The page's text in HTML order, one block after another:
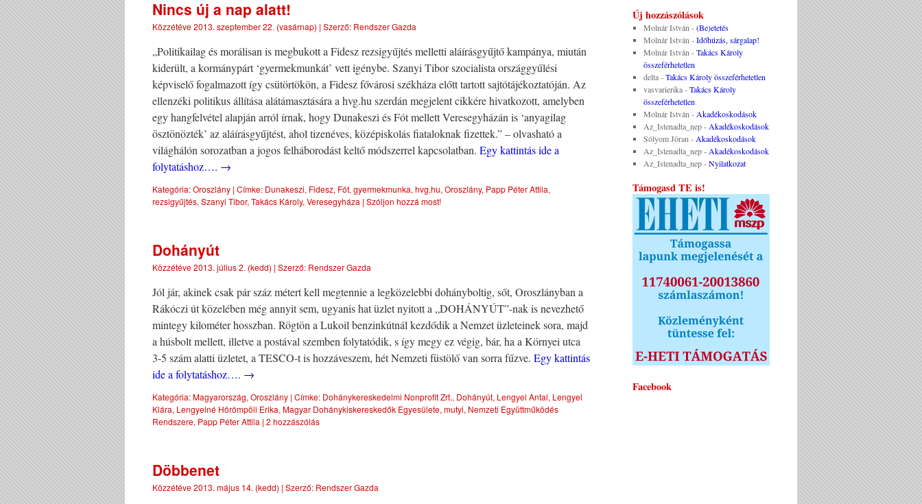
Nincs új a nap alatt!
Közzétéve2013. szeptember 22. (vasárnap) | Szerző: Rendszer Gazda
„Politikailag és morálisan is megbukott a Fidesz rezsigyűjtés melletti aláírásgyűjtő kampánya, miután
kiderült, a kormánypárt ‘gyermekmunkát’ vett igénybe. Szanyi Tibor szocialista országgyűlési
képviselő fogalmazott így csütörtökön, a Fidesz fővárosi székháza előtt tartott sajtótájékoztatóján. Az
ellenzéki politikus állítása alátámasztására a hvg.hu szerdán megjelent cikkére hivatkozott, amelyben
egy hangfelvétel alapján arról írnak, hogy Dunakeszi és Fót mellett Veresegyházán is ‘anyagilag
ösztönözték’ az aláírásgyűjtést, ahol tizenéves, középiskolás fiataloknak fizettek.” – olvasható a
világhálón sorozatban a jogos felháborodást keltő módszerrel kapcsolatban. Egy kattintás ide a
folytatáshoz…. →
Kategória:Oroszlány | Címke: Dunakeszi, Fidesz, Fót, gyermekmunka, hvg.hu, Oroszlány, Papp Péter Attila,
rezsigyűjtés, Szanyi Tibor, Takács Károly, Veresegyháza | Szóljon hozzá most!
Dohányút
Közzétéve2013. július 2. (kedd) | Szerző: Rendszer Gazda
Jól jár, akinek csak pár száz métert kell megtennie a legközelebbi dohányboltig, sőt, Oroszlányban a
Rákóczi út közelében még annyit sem, ugyanis hat üzlet nyitott a „DOHÁNYÚT”-nak is nevezhető
mintegy kilométer hosszban. Rögtön a Lukoil benzinkútnál kezdődik a Nemzet üzleteinek sora, majd
a húsbolt mellett, illetve a postával szemben folytatódik, s így megy ez végig, bár, ha a Környei utca
3-5 szám alatti üzletet, a TESCO-t is hozzáveszem, hét Nemzeti füstölő van sorra fűzve. Egy kattintás
ide a folytatáshoz…. →
Kategória:Magyarország, Oroszlány | Címke: Dohánykereskedelmi Nonprofit Zrt., Dohányút, Lengyel Antal, Lengyel
Klára, Lengyelné Hörömpöli Erika, Magyar Dohánykiskereskedők Egyesülete, mutyi, Nemzeti Együttműködés
Rendszere, Papp Péter Attila | 2 hozzászólás
Döbbenet
Közzétéve2013. május 14. (kedd) | Szerző: Rendszer Gazda
Új hozzászólások
Molnár István -(Be)etetés
Molnár István -Időhúzás, sárgalap!
Molnár István -Takács Károly
összeférhetetlen
delta-Takács Károly összeférhetetlen
vasvarierika-Takács Károly
összeférhetetlen
Molnár István - Akadékoskodások
Az_Istenadta_nep- Akadékoskodások
Sólyom Jöran - Akadékoskodások
Az_Istenadta_nep- Akadékoskodások
Az_Istenadta_nep-Nyilatkozat
Támogasd TE is!
Facebook